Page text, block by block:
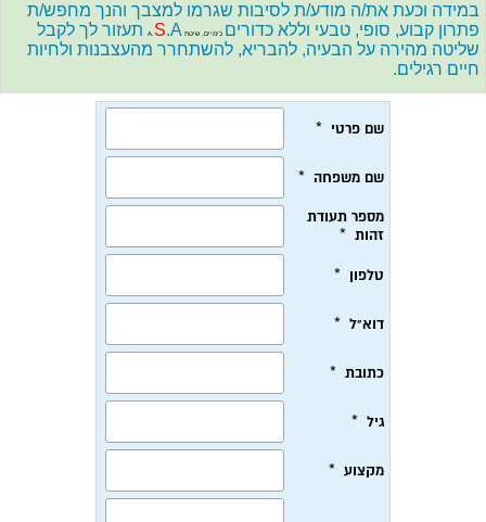
במידה וכעת את/ה מודע/ת לסיבות שגרמו למצבך והנך מחפש/ת
פתרון קבוע, סופי, טבעי וללא כדורים כימיים, שיטת A. S
.A תעזור לך לקבל
שליטה מהירה על הבעיה, להבריא, להשתחרר מהעצבנות ולחיות
חיים רגילים.